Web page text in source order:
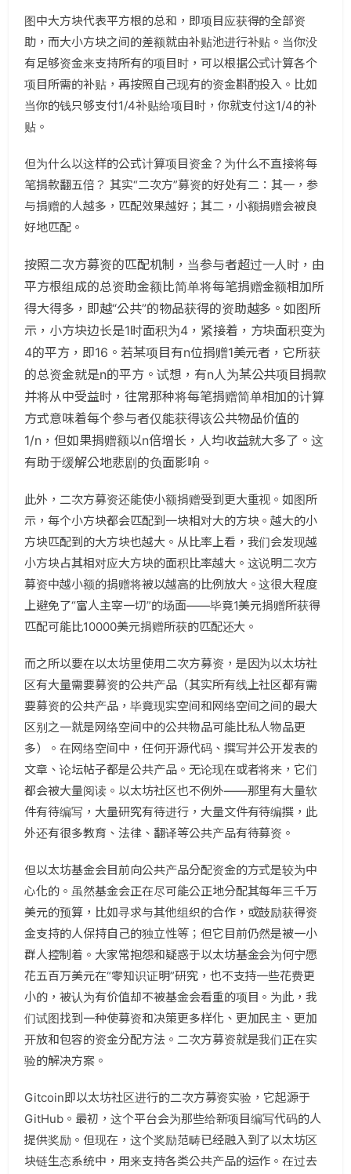
图中大方块代表平方根的总和，即项目应获得的全部资
助，而大小方块之间的差额就由补贴池进行补贴。当你没
有足够资金来支持所有的项目时，可以根据公式计算各个
项目所需的补贴，再按照自己现有的资金斟酌投入。比如
当你的钱只够支付1/4补贴给项目时，你就支付这1/4的补
贴。
但为什么以这样的公式计算项目资金？为什么不直接将每
笔捐款翻五倍？ 其实“二次方”募资的好处有二：其一，参
与捐赠的人越多，匹配效果越好；其二，小额捐赠会被良
好地匹配。
按照二次方募资的匹配机制，当参与者超过一人时，由
平方根组成的总资助金额比简单将每笔捐赠金额相加所
得大得多，即越“公共”的物品获得的资助越多。如图所
示，小方块边长是1时面积为4，紧接着，方块面积变为
4的平方，即16。若某项目有n位捐赠1美元者，它所获
的总资金就是n的平方。试想，有n人为某公共项目捐款
并将从中受益时，往常那种将每笔捐赠简单相加的计算
方式意味着每个参与者仅能获得该公共物品价值的
1/n，但如果捐赠额以n倍增长，人均收益就大多了。这
有助于缓解公地悲剧的负面影响。
此外，二次方募资还能使小额捐赠受到更大重视。如图所
示，每个小方块都会匹配到一块相对大的方块。越大的小
方块匹配到的大方块也越大。从比率上看，我们会发现越
小方块占其相对应大方块的面积比率越大。这说明二次方
募资中越小额的捐赠将被以越高的比例放大。这很大程度
上避免了“富人主宰一切”的场面——毕竟1美元捐赠所获得
匹配可能比10000美元捐赠所获的匹配还大。
而之所以要在以太坊里使用二次方募资，是因为以太坊社
区有大量需要募资的公共产品（其实所有线上社区都有需
要募资的公共产品，毕竟现实空间和网络空间之间的最大
区别之一就是网络空间中的公共物品可能比私人物品更
多）。在网络空间中，任何开源代码、撰写并公开发表的
文章、论坛帖子都是公共产品。无论现在或者将来，它们
都会被大量阅读。以太坊社区也不例外——那里有大量软
件有待编写，大量研究有待进行，大量文件有待编撰，此
外还有很多教育、法律、翻译等公共产品有待募资。
但以太坊基金会目前向公共产品分配资金的方式是较为中
心化的。虽然基金会正在尽可能公正地分配其每年三千万
美元的预算，比如寻求与其他组织的合作，或鼓励获得资
金支持的人保持自己的独立性等；但它目前仍然是被一小
群人控制着。大家常抱怨和疑惑于以太坊基金会为何宁愿
花五百万美元在“零知识证明”研究，也不支持一些花费更
小的，被认为有价值却不被基金会看重的项目。为此，我
们试图找到一种使募资和决策更多样化、更加民主、更加
开放和包容的资金分配方法。二次方募资就是我们正在实
验的解决方案。
Gitcoin即以太坊社区进行的二次方募资实验，它起源于
GitHub。最初，这个平台会为那些给新项目编写代码的人
提供奖励。但现在，这个奖励范畴已经融入到了以太坊区
块链生态系统中，用来支持各类公共产品的运作。在过去